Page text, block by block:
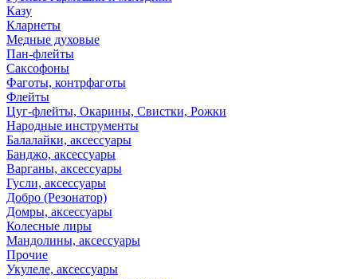
Казу
Кларнеты
Медные духовые
Пан-флейты
Саксофоны
Фаготы, контрфаготы
Флейты
Цуг-флейты, Окарины, Свистки, Рожки
Народные инструменты
Балалайки, аксессуары
Банджо, аксессуары
Варганы, аксессуары
Гусли, аксессуары
Добро (Резонатор)
Домры, аксессуары
Колесные лиры
Мандолины, аксессуары
Прочие
Укулеле, аксессуары